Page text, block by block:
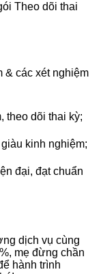
Theo dõi thai
& các xét nghiệm
theo dõi thai kỳ;
kinh nghiệm;
đại, đạt chuẩn
dịch vụ cùng
mẹ đừng chần
hành trình